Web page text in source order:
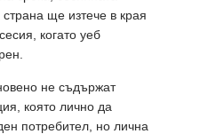
страна ще изтече в края
когато уеб
не съдържат
която лично да
потребител, но лична